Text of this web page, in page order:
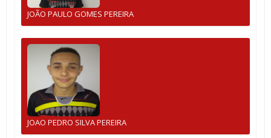
JOÃO PAULO GOMES PEREIRA
JOAO PEDRO SILVA PEREIRA